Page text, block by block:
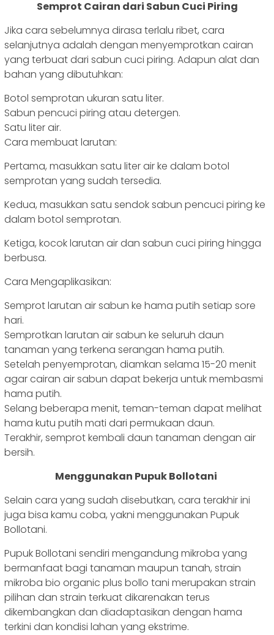
Semprot Cairan dari Sabun Cuci Piring
Jika cara sebelumnya dirasa terlalu ribet, cara
selanjutnya adalah dengan menyemprotkan cairan
yang terbuat dari sabun cuci piring. Adapun alat dan
bahan yang dibutuhkan:
Botol semprotan ukuran satu liter.
Sabun pencuci piring atau detergen.
Satu liter air.
Cara membuat larutan:
Pertama, masukkan satu liter air ke dalam botol
semprotan yang sudah tersedia.
Kedua, masukkan satu sendok sabun pencuci piring ke
dalam botol semprotan.
Ketiga, kocok larutan air dan sabun cuci piring hingga
berbusa.
Cara Mengaplikasikan:
Semprot larutan air sabun ke hama putih setiap sore
hari.
Semprotkan larutan air sabun ke seluruh daun
tanaman yang terkena serangan hama putih.
Setelah penyemprotan, diamkan selama 15-20 menit
agar cairan air sabun dapat bekerja untuk membasmi
hama putih.
Selang beberapa menit, teman-teman dapat melihat
hama kutu putih mati dari permukaan daun.
Terakhir, semprot kembali daun tanaman dengan air
bersih.
Menggunakan Pupuk Bollotani
Selain cara yang sudah disebutkan, cara terakhir ini
juga bisa kamu coba, yakni menggunakan Pupuk
Bollotani.
Pupuk Bollotani sendiri mengandung mikroba yang
bermanfaat bagi tanaman maupun tanah, strain
mikroba bio organic plus bollo tani merupakan strain
pilihan dan strain terkuat dikarenakan terus
dikembangkan dan diadaptasikan dengan hama
terkini dan kondisi lahan yang ekstrime.